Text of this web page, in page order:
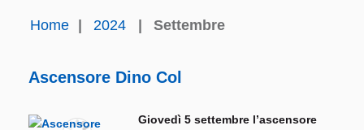
Home 2024 Settembre
Ascensore Dino Col
Giovedì 5 settembre l’ascensore